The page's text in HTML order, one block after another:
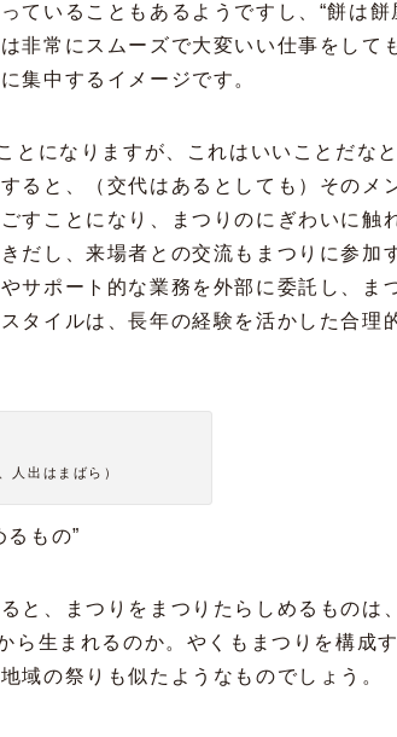
ていることもあるようですし、“餅は餅
非常にスムーズで大変いい仕事をして
集中するイメージです。
とになりますが、これはいいことだな
ると、（交代はあるとしても）そのメ
すことになり、まつりのにぎわいに触
だし、来場者との交流もまつりに参加
サポート的な業務を外部に委託し、ま
タイルは、長年の経験を活かした合理
人出はまばら）
るもの”
と、まつりをまつりたらしめるものは
ら生まれるのか。やくもまつりを構成
域の祭りも似たようなものでしょう。